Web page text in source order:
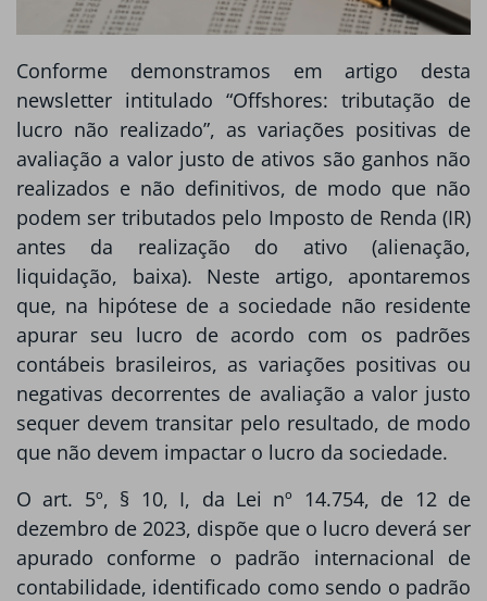
Conforme demonstramos em artigo desta
newsletter intitulado “Offshores: tributação de
lucro não realizado”, as variações positivas de
avaliação a valor justo de ativos são ganhos não
realizados e não definitivos, de modo que não
podem ser tributados pelo Imposto de Renda (IR)
antes da realização do ativo (alienação,
liquidação, baixa). Neste artigo, apontaremos
que, na hipótese de a sociedade não residente
apurar seu lucro de acordo com os padrões
contábeis brasileiros, as variações positivas ou
negativas decorrentes de avaliação a valor justo
sequer devem transitar pelo resultado, de modo
que não devem impactar o lucro da sociedade.
O art. 5º, § 10, I, da Lei nº 14.754, de 12 de
dezembro de 2023, dispõe que o lucro deverá ser
apurado conforme o padrão internacional de
contabilidade, identificado como sendo o padrão